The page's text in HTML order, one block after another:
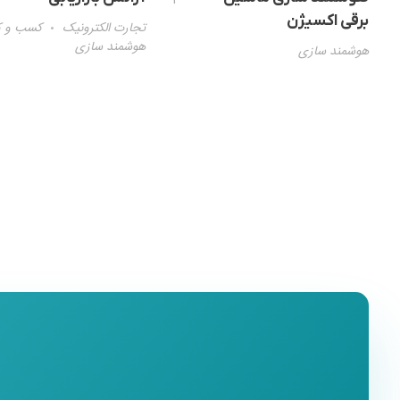
برقی اکسیژن
هوشمند سازی
تجارت الکترونیک
کسب و
هوشمند سازی